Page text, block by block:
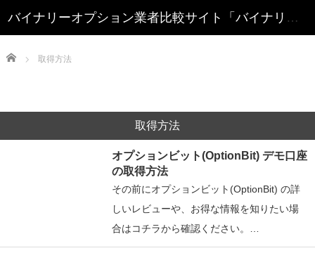
Home 取得方法
取得方法
オプションビット(OptionBit) デモ口座
の取得方法
その前にオプションビット(OptionBit) の詳
しいレビューや、お得な情報を知りたい場
合はコチラから確認ください。…